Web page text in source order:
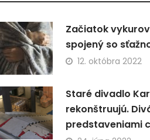
Začiatok
spojený so
12. októbra 2022
Staré divadlo
rekonštruujú.
predstaveniami